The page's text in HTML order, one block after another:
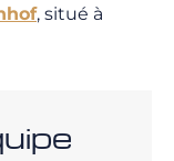
, situé à